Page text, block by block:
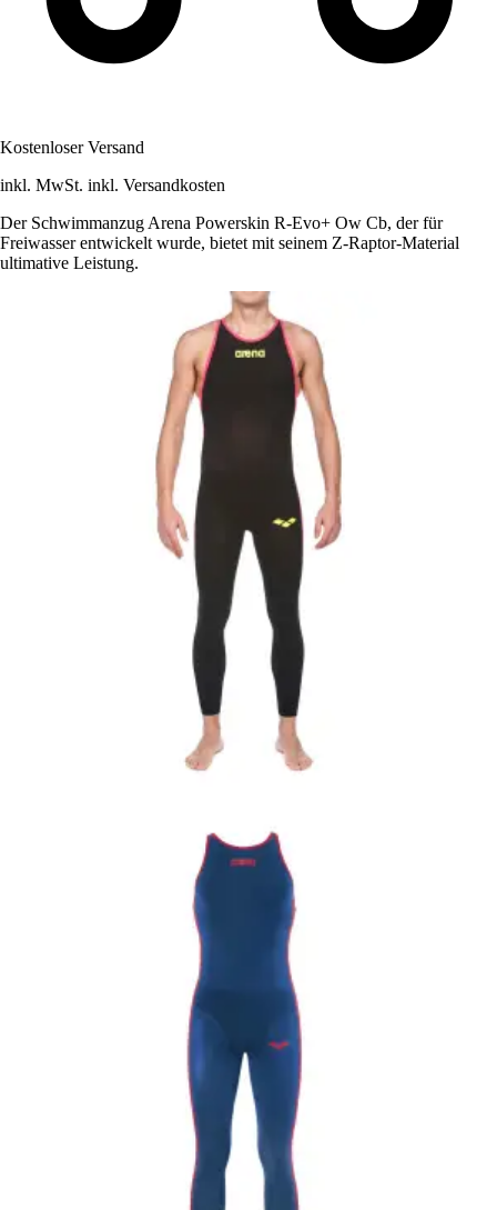
Kostenloser Versand
inkl. MwSt. inkl. Versandkosten
Der Schwimmanzug Arena Powerskin R-Evo+ Ow Cb, der für
Freiwasser entwickelt wurde, bietet mit seinem Z-Raptor-Material
ultimative Leistung.